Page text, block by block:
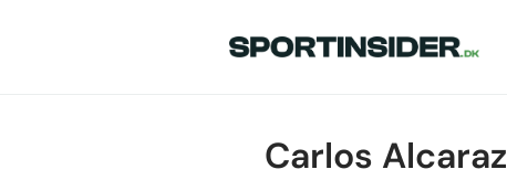
Carlos Alcaraz